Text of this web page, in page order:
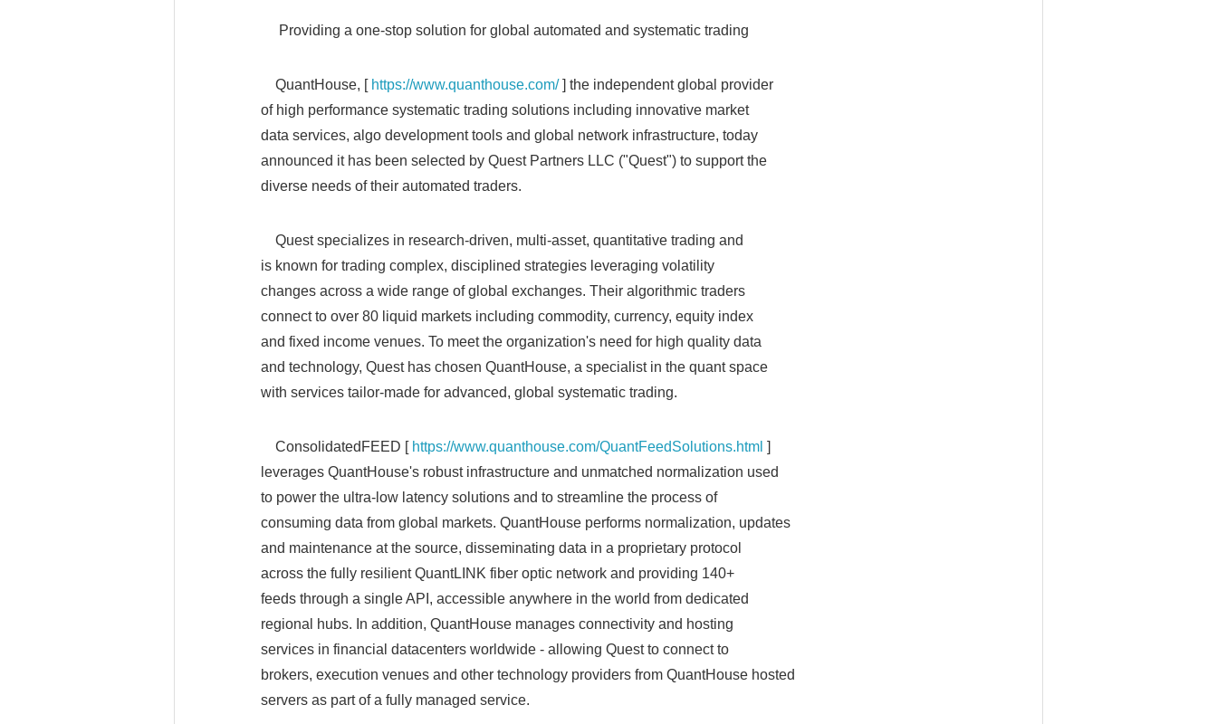
Providing a one-stop solution for global automated and systematic trading
QuantHouse, [ https://www.quanthouse.com/] the independent global provider
of high performance systematic trading solutions including innovative market
data services, algo development tools and global network infrastructure, today
announced it has been selected by Quest Partners LLC ("Quest") to support the
diverse needs of their automated traders.
Quest specializes in research-driven, multi-asset, quantitative trading and
is known for trading complex, disciplined strategies leveraging volatility
changes across a wide range of global exchanges. Their algorithmic traders
connect to over 80 liquid markets including commodity, currency, equity index
and fixed income venues. To meet the organization's need for high quality data
and technology, Quest has chosen QuantHouse, a specialist in the quant space
with services tailor-made for advanced, global systematic trading.
ConsolidatedFEED [ https://www.quanthouse.com/QuantFeedSolutions.html ]
leverages QuantHouse's robust infrastructure and unmatched normalization used
to power the ultra-low latency solutions and to streamline the process of
consuming data from global markets. QuantHouse performs normalization, updates
and maintenance at the source, disseminating data in a proprietary protocol
across the fully resilient QuantLINK fiber optic network and providing 140+
feeds through a single API, accessible anywhere in the world from dedicated
regional hubs. In addition, QuantHouse manages connectivity and hosting
services in financial datacenters worldwide - allowing Quest to connect to
brokers, execution venues and other technology providers from QuantHouse hosted
servers as part of a fully managed service.